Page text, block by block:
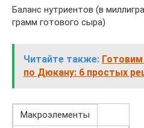
Баланс нутриентов (в
грамм готового сыра)
Читайте также:
по Дюкану: 6 простых
Макроэлементы